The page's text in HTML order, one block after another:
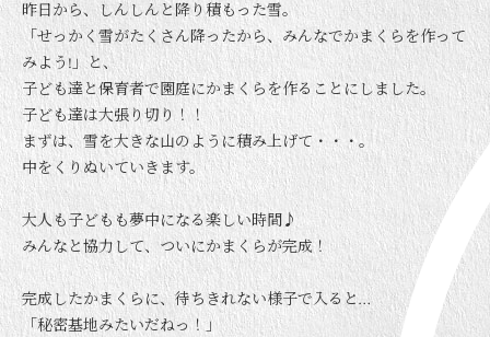
昨日から、しんしんと降り積もった雪。
「せっかく雪がたくさん降ったから、みんなでかまくらを作って
みよう!」と、
子ども達と保育者で園庭にかまくらを作ることにしました。
子ども達は大張り切り！！
まずは、雪を大きな山のように積み上げて・・・。
中をくりぬいていきます。
大人も子どもも夢中になる楽しい時間♪
みんなと協力して、ついにかまくらが完成！
完成したかまくらに、待ちきれない様子で入ると…
「秘密基地みたいだねっ！」